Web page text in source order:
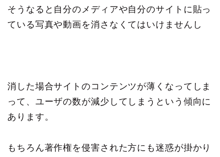
そうなると自分のメディアや自分のサイトに貼っ
ている写真や動画を消さなくてはいけませんし
消した場合サイトのコンテンツが薄くなってしま
って、ユーザの数が減少してしまうという傾向に
あります。
もちろん著作権を侵害された方にも迷惑が掛かり